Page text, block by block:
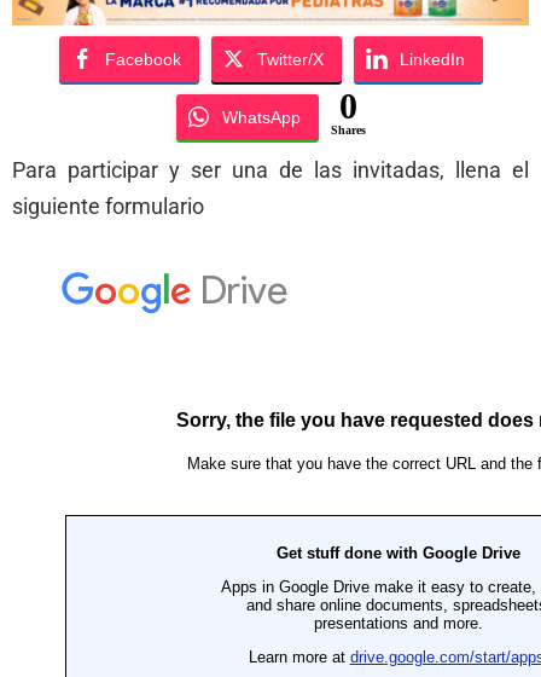
Facebook Twitter/X LinkedIn
WhatsApp 0
Shares
Para participar y ser una de las invitadas, llena el
siguiente formulario